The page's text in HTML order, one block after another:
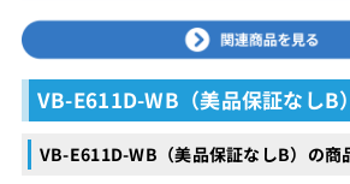
VB-E611D-WB（美品保証なしB
VB-E611D-WB（美品保証なしB）の商